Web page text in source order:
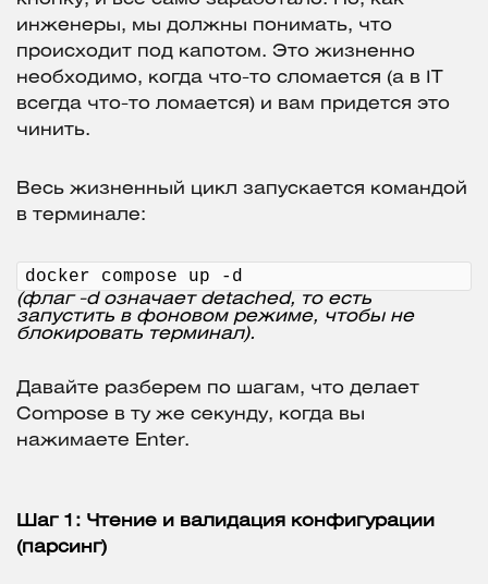
инженеры, мы должны понимать, что
происходит под капотом. Это жизненно
необходимо, когда что-то сломается (а в IT
всегда что-то ломается) и вам придется это
чинить.
Весь жизненный цикл запускается командой
в терминале:
docker compose up -d
(флаг -d означает detached, то есть
запустить в фоновом режиме, чтобы не
блокировать терминал).
Давайте разберем по шагам, что делает
Compose в ту же секунду, когда вы
нажимаете Enter.
Шаг 1: Чтение и валидация конфигурации
(парсинг)